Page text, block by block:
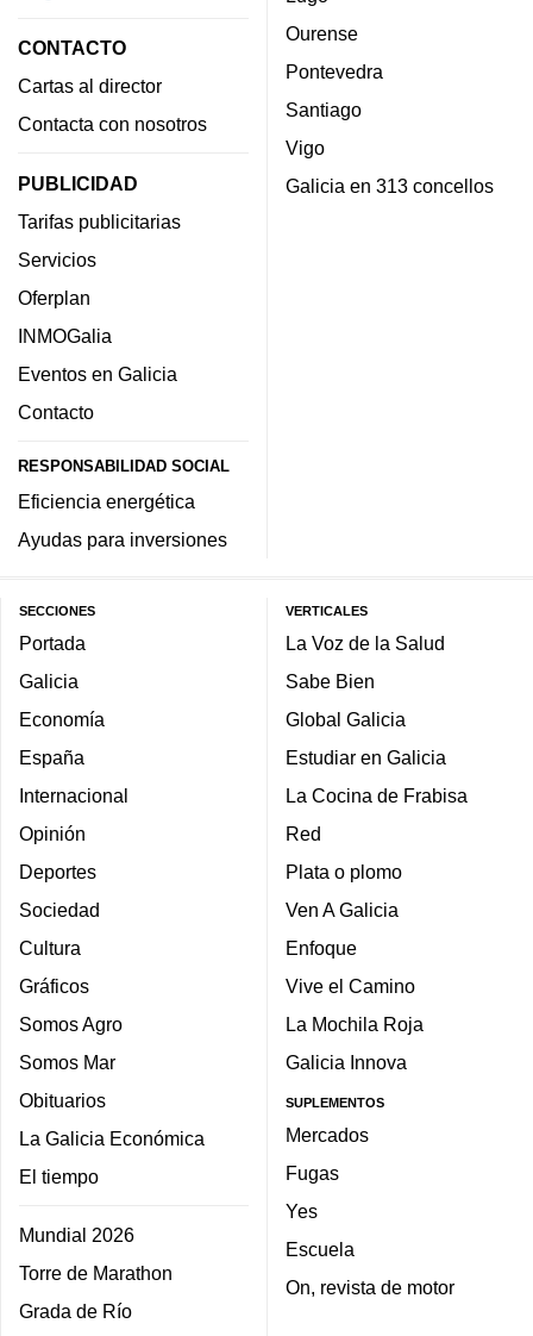
CONTACTO
Cartas al director
Contacta con nosotros
PUBLICIDAD
Tarifas publicitarias
Servicios
Oferplan
INMOGalia
Eventos en Galicia
Contacto
RESPONSABILIDAD SOCIAL
Eficiencia energética
Ayudas para inversiones
Ourense
Pontevedra
Santiago
Vigo
Galicia en 313 concellos
SECCIONES
Portada
Galicia
Economía
España
Internacional
Opinión
Deportes
Sociedad
Cultura
Gráficos
Somos Agro
Somos Mar
Obituarios
La Galicia Económica
El tiempo
Mundial 2026
Torre de Marathon
Grada de Río
VERTICALES
La Voz de la Salud
Sabe Bien
Global Galicia
Estudiar en Galicia
La Cocina de Frabisa
Red
Plata o plomo
Ven A Galicia
Enfoque
Vive el Camino
La Mochila Roja
Galicia Innova
SUPLEMENTOS
Mercados
Fugas
Yes
Escuela
On, revista de motor